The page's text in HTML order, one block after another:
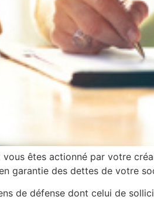
vous êtes actionné par votre
garantie des dettes de votre
de défense dont celui de